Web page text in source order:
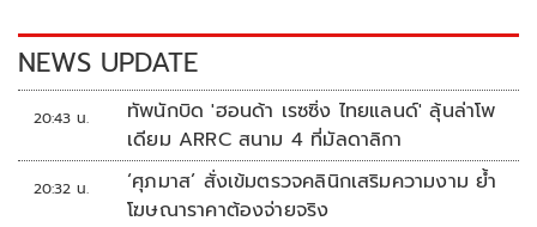
k k
NEWS UPDATE
20:43 น.
ทัพนักบิด 'ฮอนด้า เรซซิ่ง ไทยแลนด์' ลุ้นล่าโพ
เดียม ARRC สนาม 4 ที่มัลดาลิกา
20:32 น.
‘ศุภมาส’ สั่งเข้มตรวจคลินิกเสริมความงาม ย้ำ
โฆษณาราคาต้องจ่ายจริง